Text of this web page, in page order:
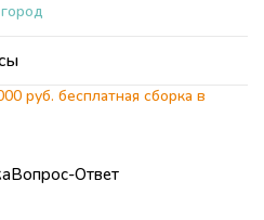
Вопрос-Ответ
руб. бесплатная сборка в